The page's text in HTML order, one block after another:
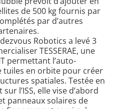
de 500 kg fournis par
par d’autres
Robotics a levé 3
TESSERAE, une
permettant l’auto-
tuiles en orbite pour créer
spatiales. Testée en
l’ISS, elle vise d’abord
panneaux solaires de